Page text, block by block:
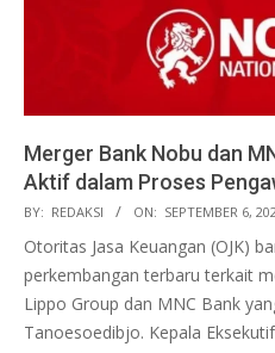
Merger Bank Nobu dan
Aktif dalam Proses
2023-
09-
BY: REDAKSI ON: SEPTEMBER 6,
Otoritas Jasa Keuangan (OJK)
perkembangan terbaru terkait
Lippo Group dan MNC Bank
Tanoesoedibjo. Kepala